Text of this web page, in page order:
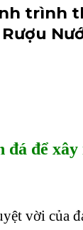
trình
đá để
vời của